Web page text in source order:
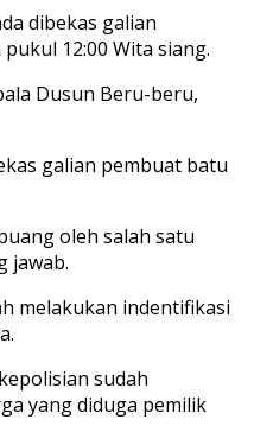
dibekas galian
12:00 Wita siang.
Dusun Beru-beru,
galian pembuat batu
oleh salah satu
jawab.
melakukan indentifikasi
sudah
yang diduga pemilik